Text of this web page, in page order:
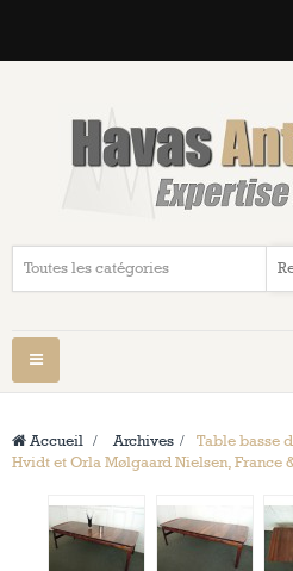
Navigation
bascule
Accueil > Archives >
Table basse
Hvidt et Orla Mølgaard Nielsen, France